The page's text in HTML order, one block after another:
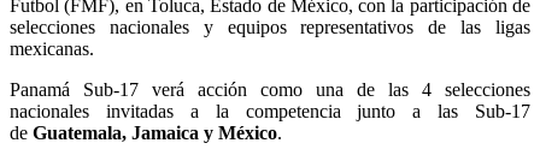
Futbol (FMF), en Toluca, Estado de México, con la participación de
selecciones nacionales y equipos representativos de las ligas
mexicanas.
Panamá Sub-17 verá acción como una de las 4 selecciones
nacionales invitadas a la competencia junto a las Sub-17
de Guatemala, Jamaica y México.